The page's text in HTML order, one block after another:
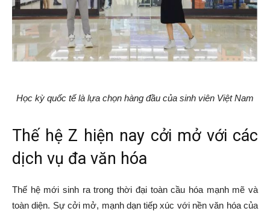
Học kỳ quốc tế là lựa chọn hàng đầu của sinh viên Việt Nam
Thế hệ Z hiện nay cởi mở với các
dịch vụ đa văn hóa
Thế hệ mới sinh ra trong thời đại toàn cầu hóa mạnh mẽ và
toàn diện. Sự cởi mở, mạnh dạn tiếp xúc với nền văn hóa của